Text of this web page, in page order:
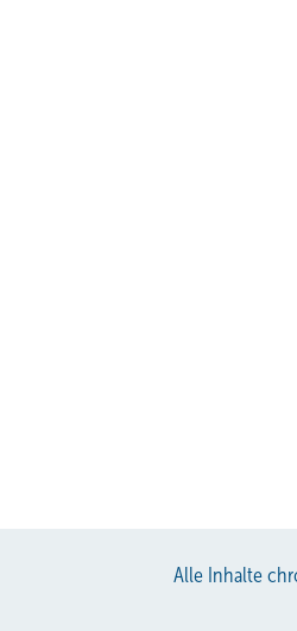
ist dabei auch die klare
Ortstermin“ und
einen Sachverständigen das
oft von entscheidender
sind wie gewohnt nur
Alle Inhalte